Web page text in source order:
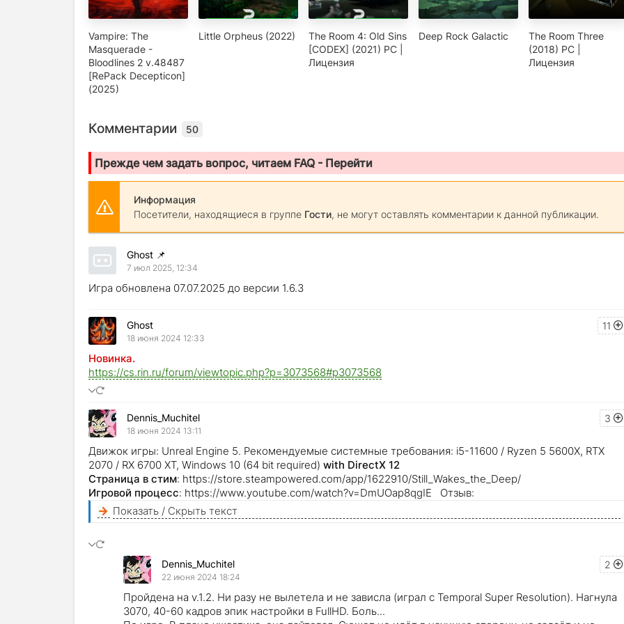
Vampire: The
Masquerade -
Bloodlines 2 v.48487
[RePack Decepticon]
(2025)
Little Orpheus (2022)
The Room 4: Old Sins
[CODEX] (2021) PC |
Лицензия
Deep Rock Galactic
The Room Three
(2018) PC |
Лицензия
Комментарии 50
Прежде чем задать вопрос, читаем FAQ - Перейти
Информация
Посетители, находящиеся в группе Гости, не могут оставлять комментарии к данной публикации.
Ghost 📌
7 июл 2025, 12:34
Игра обновлена 07.07.2025 до версии 1.6.3
11
Ghost
18 июня 2024 12:33
Новинка.
https://cs.rin.ru/forum/viewtopic.php?p=3073568#p3073568
3
Dennis_Muchitel
18 июня 2024 13:11
Движок игры: Unreal Engine 5. Рекомендуемые системные требования: i5-11600 / Ryzen 5 5600X, RTX
2070 / RX 6700 XT, Windows 10 (64 bit required) with DirectX 12
Страница в стим: https://store.steampowered.com/app/1622910/Still_Wakes_the_Deep/
Игровой процесс: https://www.youtube.com/watch?v=DmUOap8qgIE Отзыв:
Показать / Скрыть текст
2
Dennis_Muchitel
22 июня 2024 18:24
Пройдена на v.1.2. Ни разу не вылетела и не зависла (играл с Temporal Super Resolution). Нагнула
3070, 40-60 кадров эпик настройки в FullHD. Боль...